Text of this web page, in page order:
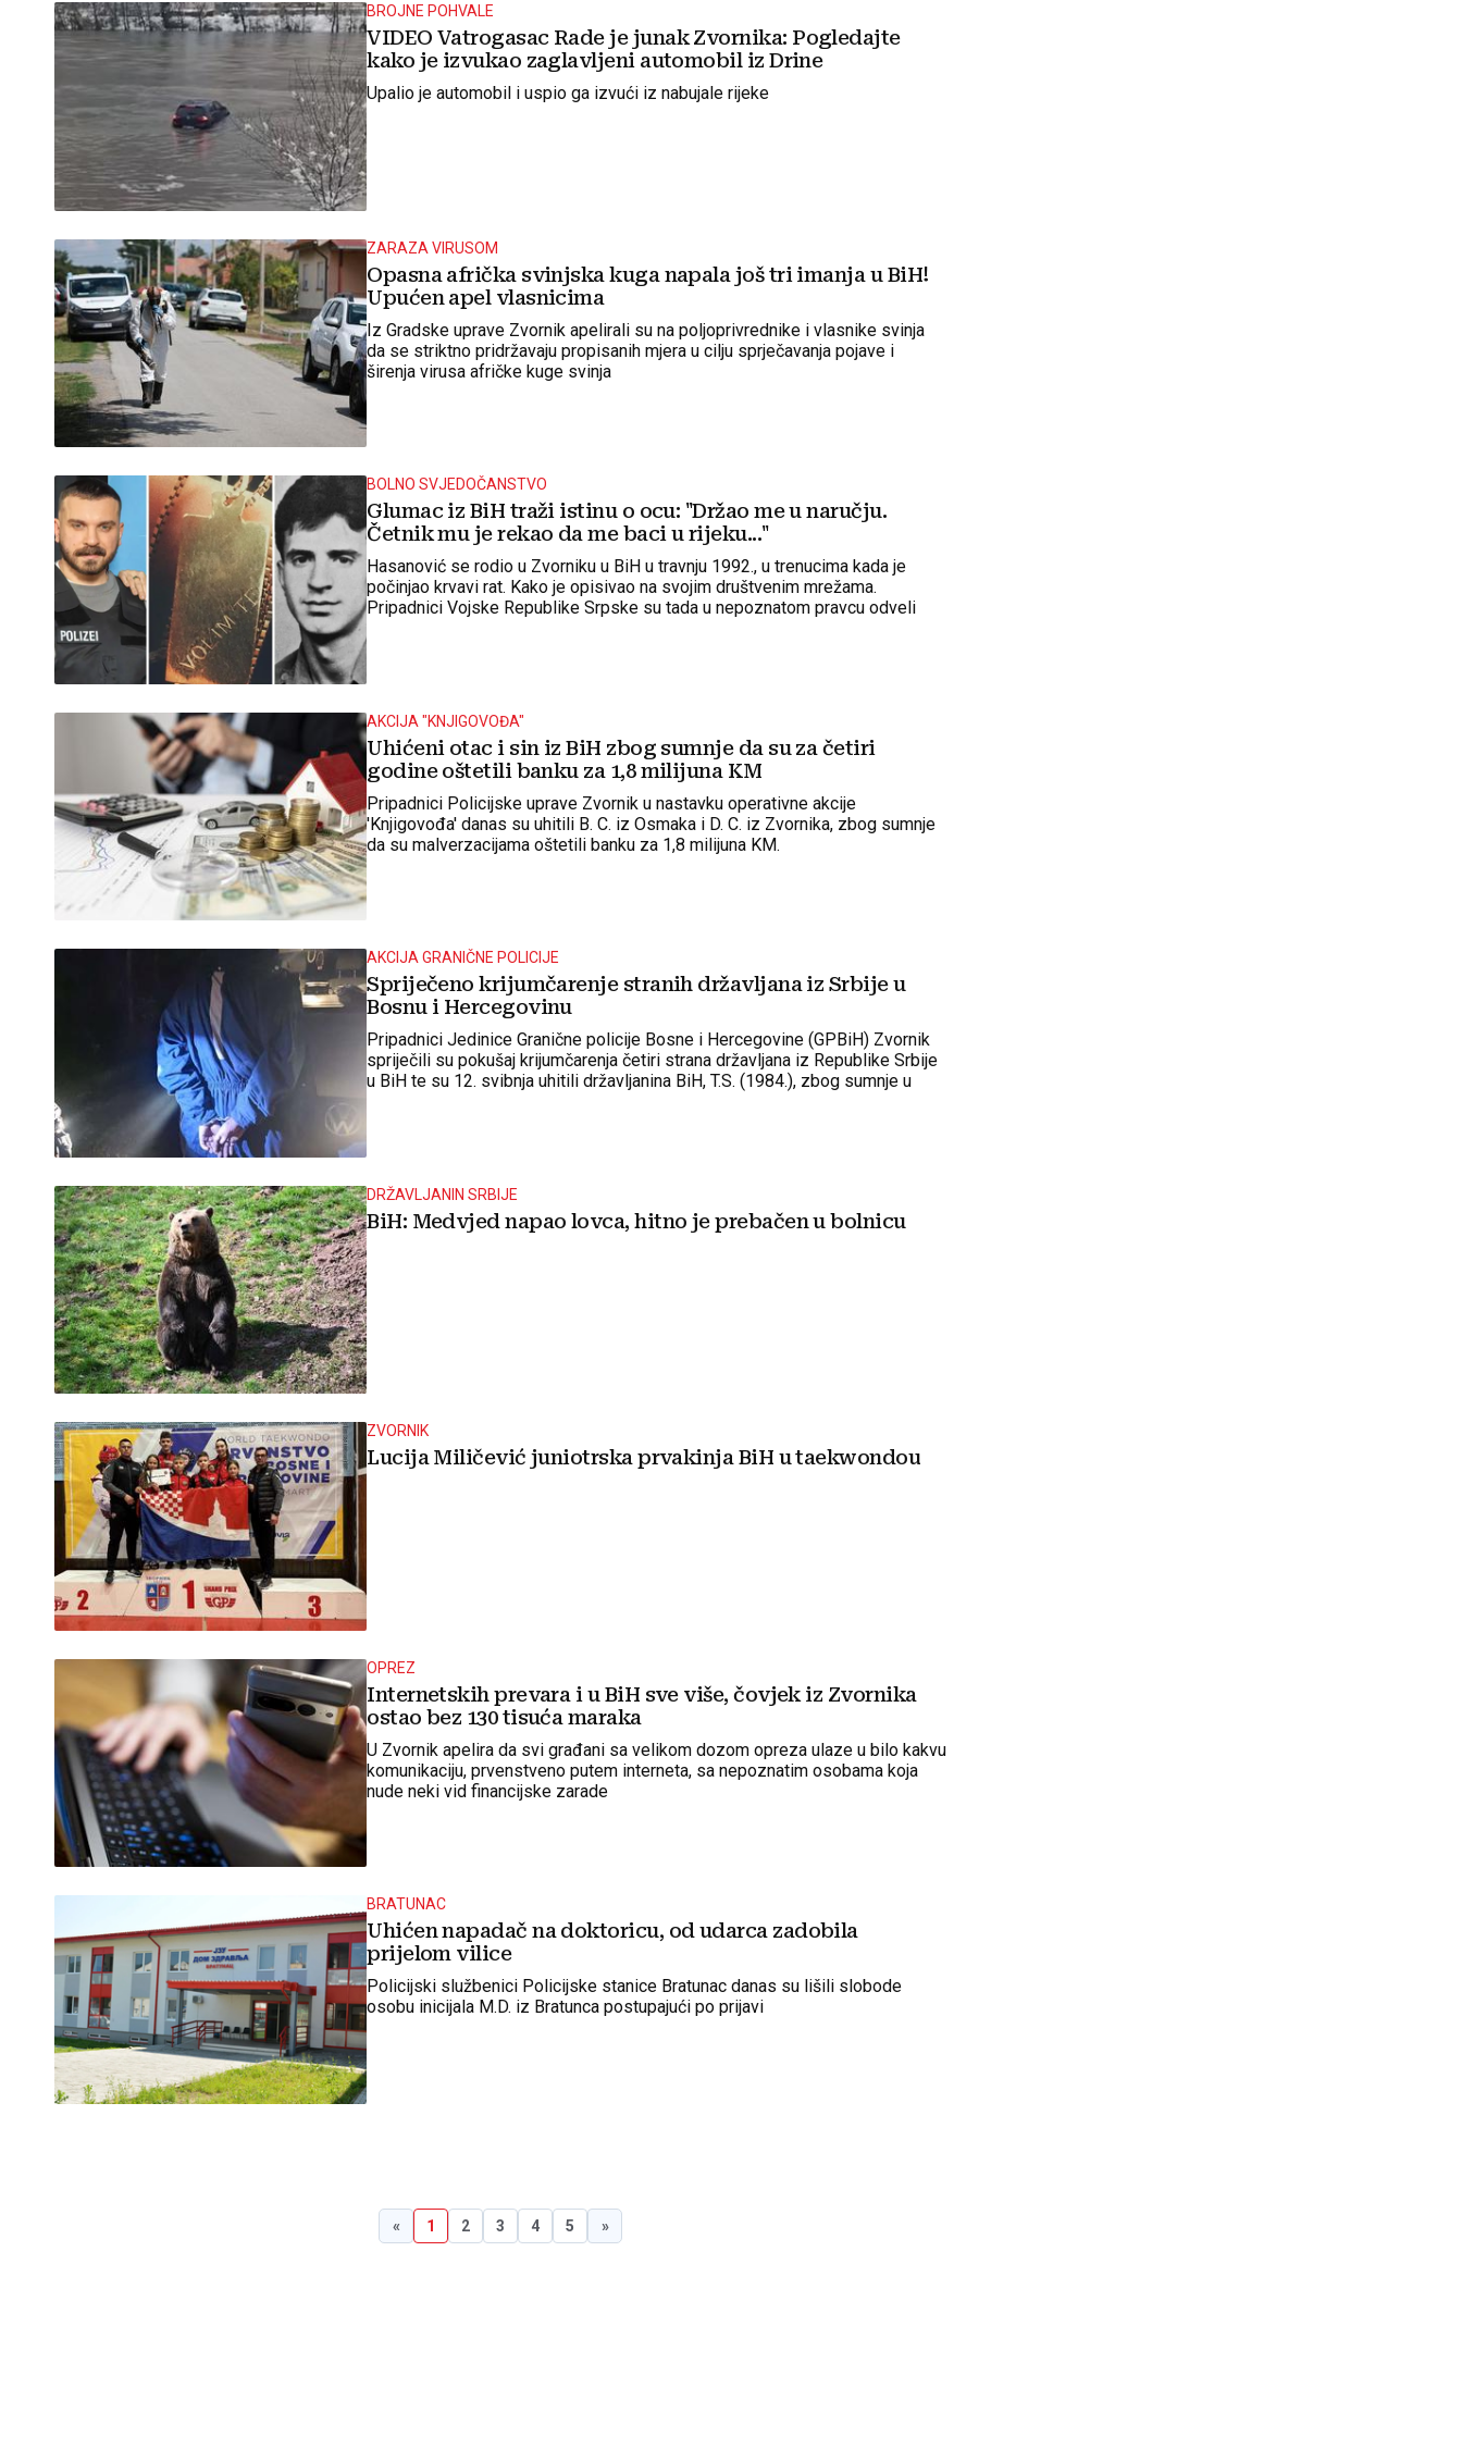
BROJNE POHVALE
VIDEO Vatrogasac Rade je junak Zvornika: Pogledajte
kako je izvukao zaglavljeni automobil iz Drine
Upalio je automobil i uspio ga izvući iz nabujale rijeke
ZARAZA VIRUSOM
Opasna afrička svinjska kuga napala još tri imanja u BiH!
Upućen apel vlasnicima
Iz Gradske uprave Zvornik apelirali su na poljoprivrednike i vlasnike svinja
da se striktno pridržavaju propisanih mjera u cilju sprječavanja pojave i
širenja virusa afričke kuge svinja
BOLNO SVJEDOČANSTVO
Glumac iz BiH traži istinu o ocu: "Držao me u naručju.
Četnik mu je rekao da me baci u rijeku..."
Hasanović se rodio u Zvorniku u BiH u travnju 1992., u trenucima kada je
počinjao krvavi rat. Kako je opisivao na svojim društvenim mrežama.
Pripadnici Vojske Republike Srpske su tada u nepoznatom pravcu odveli
AKCIJA "KNJIGOVOĐA"
Uhićeni otac i sin iz BiH zbog sumnje da su za četiri
godine oštetili banku za 1,8 milijuna KM
Pripadnici Policijske uprave Zvornik u nastavku operativne akcije
'Knjigovođa' danas su uhitili B. C. iz Osmaka i D. C. iz Zvornika, zbog sumnje
da su malverzacijama oštetili banku za 1,8 milijuna KM.
AKCIJA GRANIČNE POLICIJE
Spriječeno krijumčarenje stranih državljana iz Srbije u
Bosnu i Hercegovinu
Pripadnici Jedinice Granične policije Bosne i Hercegovine (GPBiH) Zvornik
spriječili su pokušaj krijumčarenja četiri strana državljana iz Republike Srbije
u BiH te su 12. svibnja uhitili državljanina BiH, T.S. (1984.), zbog sumnje u
DRŽAVLJANIN SRBIJE
BiH: Medvjed napao lovca, hitno je prebačen u bolnicu
ZVORNIK
Lucija Miličević juniotrska prvakinja BiH u taekwondou
OPREZ
Internetskih prevara i u BiH sve više, čovjek iz Zvornika
ostao bez 130 tisuća maraka
U Zvornik apelira da svi građani sa velikom dozom opreza ulaze u bilo kakvu
komunikaciju, prvenstveno putem interneta, sa nepoznatim osobama koja
nude neki vid financijske zarade
BRATUNAC
Uhićen napadač na doktoricu, od udarca zadobila
prijelom vilice
Policijski službenici Policijske stanice Bratunac danas su lišili slobode
osobu inicijala M.D. iz Bratunca postupajući po prijavi
« 1 2 3 4 5 »